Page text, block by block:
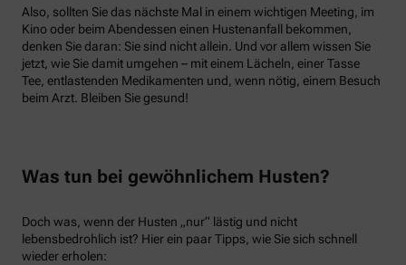
Also, sollten Sie das nächste Mal in einem wichtigen Meeting, im
Kino oder beim Abendessen einen Hustenanfall bekommen,
denken Sie daran: Sie sind nicht allein. Und vor allem wissen Sie
jetzt, wie Sie damit umgehen – mit einem Lächeln, einer Tasse
Tee, entlastenden Medikamenten und, wenn nötig, einem Besuch
beim Arzt. Bleiben Sie gesund!
Was tun bei gewöhnlichem Husten?
Doch was, wenn der Husten „nur“ lästig und nicht
lebensbedrohlich ist? Hier ein paar Tipps, wie Sie sich schnell
wieder erholen: